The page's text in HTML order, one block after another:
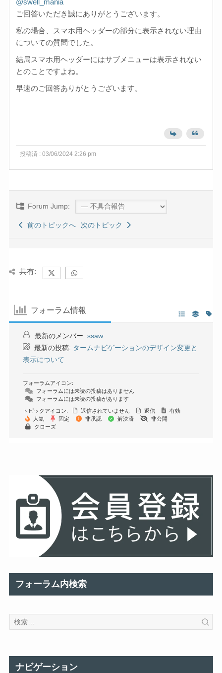
@swell_mania
ご回答いただき誠にありがとうございます。
私の場合、スマホ用ヘッダーの部分に表示されない理由
についての質問でした。
結局スマホ用ヘッダーにはサブメニューは表示されない
とのことですよね。
早速のご回答ありがとうございます。
投稿済 : 03/06/2024 2:26 pm
Forum Jump:
前のトピックへ 次のトピック
共有:
フォーラム情報
最新のメンバー: ssaw
最新の投稿: タームナビゲーションのデザイン変更と
表示について
フォーラムアイコン:
フォーラムには未読の投稿はありません
フォーラムには未読の投稿があります
トピックアイコン:
返信されていません 返信
有効
人気
固定 非承認 解決済
非公開
クローズ
フォーラム内検索
ナビゲーション